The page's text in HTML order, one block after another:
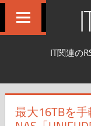
へ
IT関連の
最大16TBを